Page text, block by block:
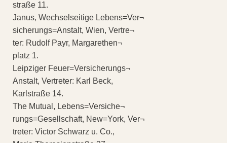
straße 11.
Janus, Wechselseitige Lebens=Ver¬
sicherungs=Anstalt, Wien, Vertre¬
ter: Rudolf Payr, Margarethen¬
platz 1.
Leipziger Feuer=Versicherungs¬
Anstalt, Vertreter: Karl Beck,
Karlstraße 14.
The Mutual, Lebens=Versiche¬
rungs=Gesellschaft, New=York, Ver¬
treter: Victor Schwarz u. Co.,